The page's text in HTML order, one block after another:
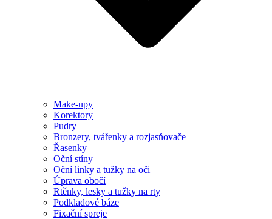
Make-upy
Korektory
Pudry
Bronzery, tvářenky a rozjasňovače
Řasenky
Oční stíny
Oční linky a tužky na oči
Úprava obočí
Rtěnky, lesky a tužky na rty
Podkladové báze
Fixační spreje